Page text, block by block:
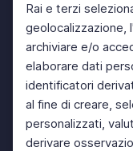
Rai e terzi
geolocalizzazione,
archiviare e/o
elaborare dati
identificatori
al fine di creare,
personalizzati,
derivare